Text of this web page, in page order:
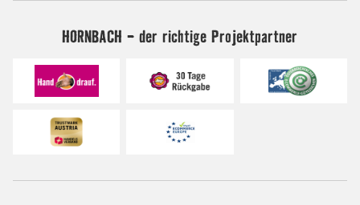
HORNBACH - der richtige Projektpartner